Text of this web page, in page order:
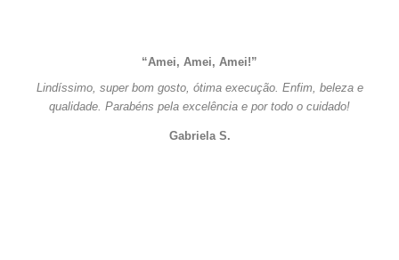
“Amei, Amei, Amei!”
Lindíssimo, super bom gosto, ótima execução. Enfim, beleza e
qualidade. Parabéns pela excelência e por todo o cuidado!
Gabriela S.